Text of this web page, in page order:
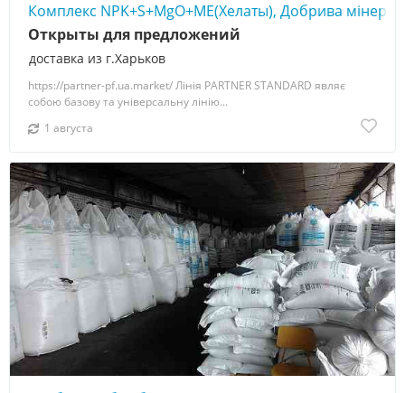
Комплекс NPK+S+MgO+ME(Хелаты), Добрива
доставка из г.Харьков
Открыты для предложений
https://partner-pf.ua.market/ Лінія PARTNER STANDARD являє
собою базову та універсальну лінію...
1 августа